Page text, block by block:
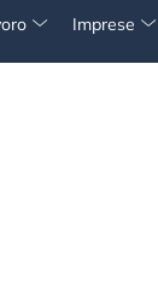
Imprese